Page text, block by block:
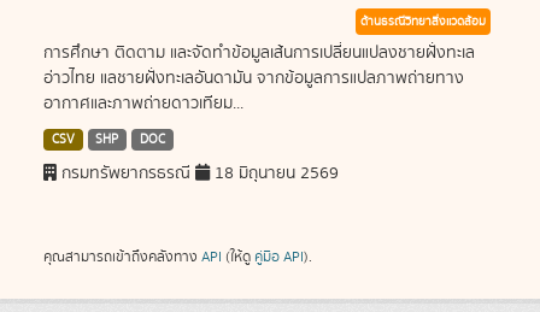
ด้านธรณีวิทยาสิ่งแวดล้อม
การศึกษา ติดตาม และจัดทำข้อมูลเส้นการเปลี่ยนแปลงชายฝั่งทะเล
อ่าวไทย แลชายฝั่งทะเลอันดามัน จากข้อมูลการแปลภาพถ่ายทาง
อากาศและภาพถ่ายดาวเทียม...
CSV SHP DOC
กรมทรัพยากรธรณี 18 มิถุนายน 2569
คุณสามารถเข้าถึงคลังทาง API (ให้ดู คู่มือ API).